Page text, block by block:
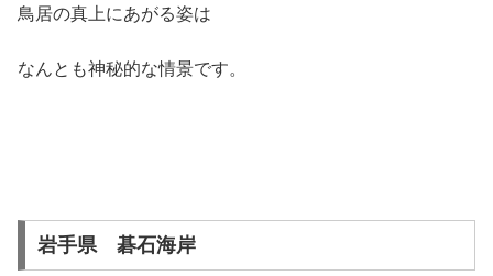
鳥居の真上にあがる姿は
なんとも神秘的な情景です。
岩手県 碁石海岸